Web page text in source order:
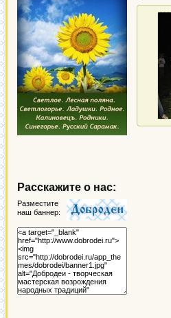
Расскажите о нас:
Разместите
наш баннер: